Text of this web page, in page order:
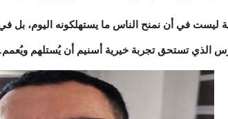
ليست في أن نمنح الناس ما يستهلكونه اليوم، بل
الذي تستحق تجربة خيرية أسنيم أن يُستلهم ويُعمم.